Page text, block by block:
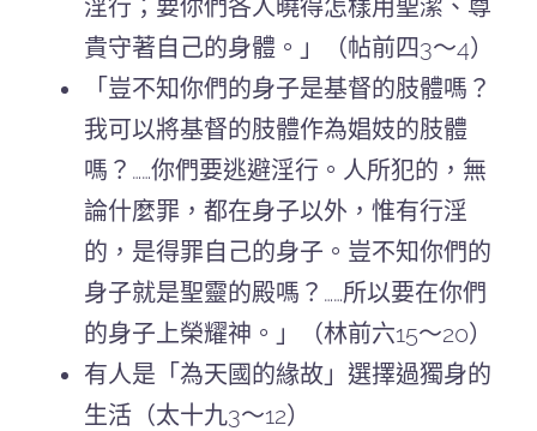
淫行；要你們各人曉得怎樣用聖潔、尊
貴守著自己的身體。」（帖前四3～4）
「豈不知你們的身子是基督的肢體嗎？
我可以將基督的肢體作為娼妓的肢體
嗎？……你們要逃避淫行。人所犯的，無
論什麼罪，都在身子以外，惟有行淫
的，是得罪自己的身子。豈不知你們的
身子就是聖靈的殿嗎？……所以要在你們
的身子上榮耀神。」（林前六15～20）
有人是「為天國的緣故」選擇過獨身的
生活（太十九3～12）